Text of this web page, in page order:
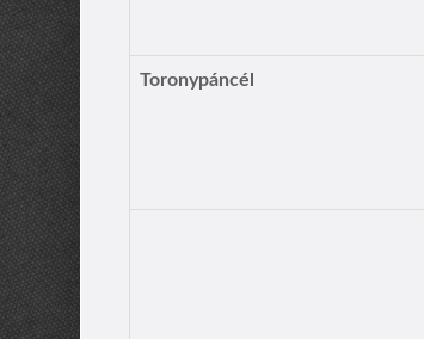
Toronypáncél